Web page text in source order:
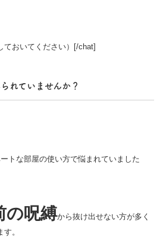
ておいてください）[/chat]
れていませんか？
トな部屋の使い方で悩まれていました
の呪縛から抜け出せない方が多く
。